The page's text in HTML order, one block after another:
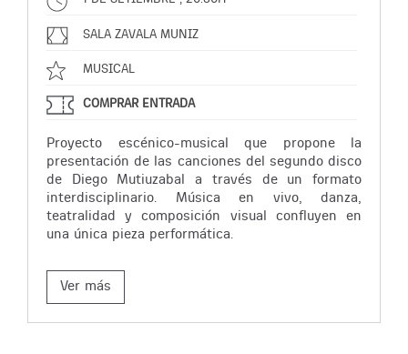
SALA ZAVALA MUNIZ
MUSICAL
COMPRAR ENTRADA
Proyecto escénico-musical que propone la
presentación de las canciones del segundo disco
de Diego Mutiuzabal a través de un formato
interdisciplinario. Música en vivo, danza,
teatralidad y composición visual confluyen en
una única pieza performática.
Ver más